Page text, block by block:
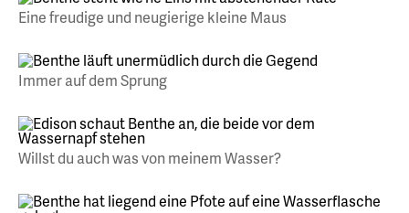
Eine freudige und neugierige kleine Maus
Immer auf dem Sprung
Willst du auch was von meinem Wasser?